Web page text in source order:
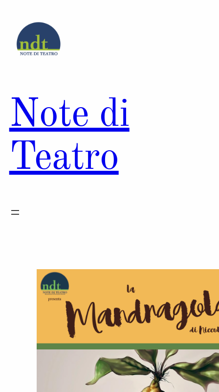
contenuto
Note di
Teatro